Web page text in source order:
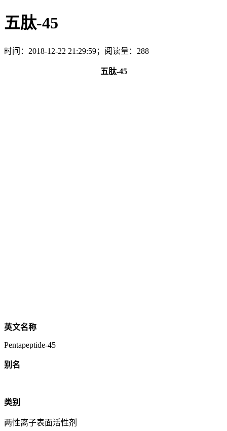
五肽-45
时间：2018-12-22 21:29:59；阅读量：288
五肽-45
英文名称
Pentapeptide-45
别名
类别
两性离子表面活性剂